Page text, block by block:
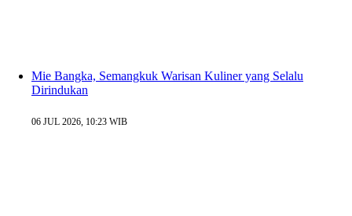
Mie Bangka, Semangkuk Warisan Kuliner yang Selalu
Dirindukan
06 JUL 2026, 10:23 WIB